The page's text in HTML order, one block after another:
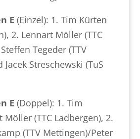
E (Einzel): 1. Tim Kürten
2. Lennart Möller (TTC
Tegeder (TTV
Streschewski (TuS
E (Doppel): 1. Tim
(TTC Ladbergen), 2.
(TTV Mettingen)/Peter